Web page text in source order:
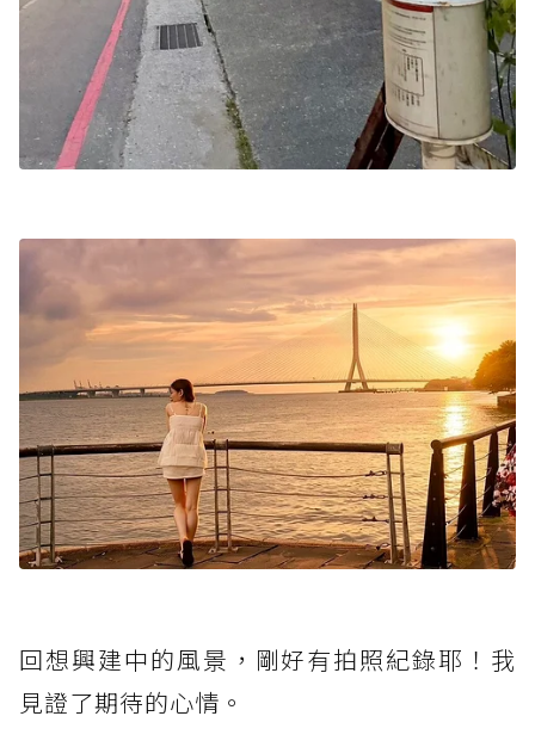
回想興建中的風景，剛好有拍照紀錄耶！我
見證了期待的心情。